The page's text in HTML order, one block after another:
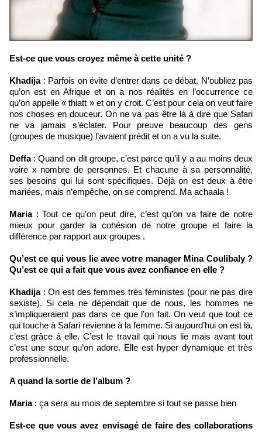
Est-ce que vous croyez même à cette unité ?
Khadija : Parfois on évite d’entrer dans ce débat. N’oubliez pas
qu’on est en Afrique et on a nos réalités en l’occurrence ce
qu’on appelle « thiatt » et on y croit. C’est pour cela on veut faire
nos choses en douceur. On ne va pas être là à dire que Safari
ne va jamais s’éclater. Pour preuve beaucoup des gens
(groupes de musique) l’avaient prédit et on a vu la suite.
Deffa : Quand on dit groupe, c’est parce qu’il y a au moins deux
voire x nombre de personnes. Et chacune à sa personnalité,
ses besoins qui lui sont spécifiques. Déjà on est deux à être
mariées, mais n’empêche, on se comprend. Ma achaala !
Maria : Tout ce qu’on peut dire, c’est qu’on va faire de notre
mieux pour garder la cohésion de notre groupe et faire la
différence par rapport aux groupes .
Qu’est ce qui vous lie avec votre manager Mina Coulibaly ?
Qu’est ce qui a fait que vous avez confiance en elle ?
Khadija : On est des femmes très féministes (pour ne pas dire
sexiste). Si cela ne dépendait que de nous, les hommes ne
s’impliqueraient pas dans ce que l’on fait. On veut que tout ce
qui touche à Safari revienne à la femme. Si aujourd’hui on est là,
c’est grâce à elle. C’est le travail qui nous lie mais avant tout
c’est une sœur qu’on adore. Elle est hyper dynamique et très
professionnelle.
A quand la sortie de l’album ?
Maria : ça sera au mois de septembre si tout se passe bien
Est-ce que vous avez envisagé de faire des collaborations